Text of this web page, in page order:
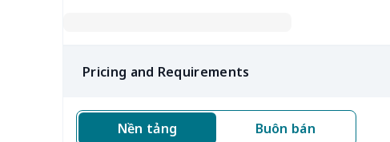
Pricing and Requirements
Nền tảng Buôn bán